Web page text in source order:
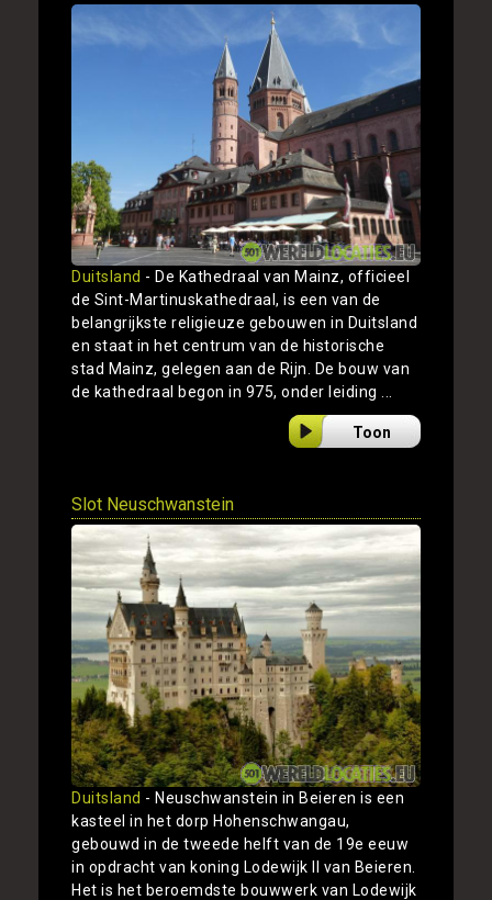
Duitsland - De Kathedraal van Mainz, officieel
de Sint-Martinuskathedraal, is een van de
belangrijkste religieuze gebouwen in Duitsland
en staat in het centrum van de historische
stad Mainz, gelegen aan de Rijn. De bouw van
de kathedraal begon in 975, onder leiding ...
Toon
Slot Neuschwanstein
Duitsland - Neuschwanstein in Beieren is een
kasteel in het dorp Hohenschwangau,
gebouwd in de tweede helft van de 19e eeuw
in opdracht van koning Lodewijk II van Beieren.
Het is het beroemdste bouwwerk van Lodewijk